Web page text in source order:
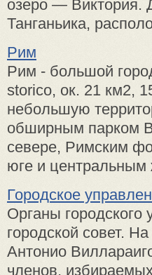
озеро — Виктория.
Танганьика,
Рим
Рим - большой
storico, ок. 21 км2,
небольшую
обширным парком
севере, Римским
юге и центральным
Городское
Органы
городской совет.
Антонио
членов,